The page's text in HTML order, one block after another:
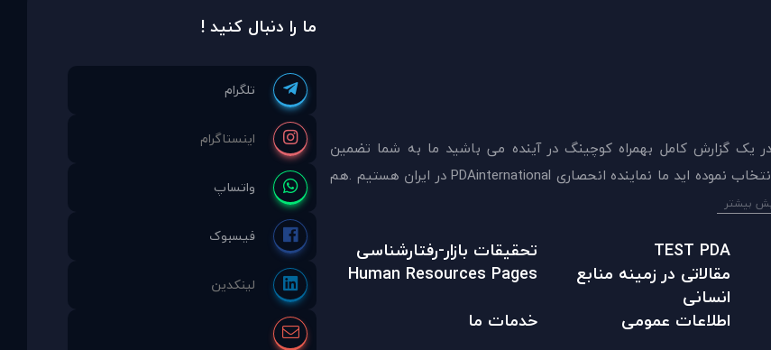
يک گزارش کامل بهمراه کوچینگ در آینده می باشید ما به شما تضمين
ميدهيم که اکنون بهترين گزينه را برای سنجش و دريافت مشاوره انتخاب نموده ايد ما نماینده انحصاری PDAinternational در ایران هستیم .هم
بیشتر
TEST PDA
تحقیقات بازار-رفتارشناسی
مقالاتی در زمينه منابع
انسانی
Human Resources Pages
اطلاعات عمومی
خدمات ما
ما را دنبال کنید !